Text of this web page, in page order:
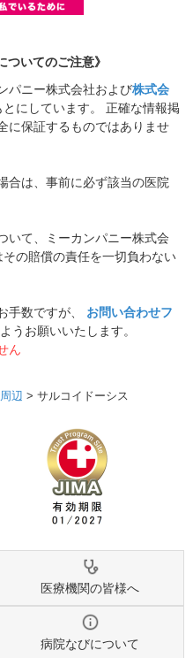
ついてのご注意》
パニー株式会社および株式会
にしています。 正確な情報掲
に保証するものではありませ
合は、事前に必ず該当の医院
いて、ミーカンパニー株式会
その賠償の責任を一切負わない
手数ですが、 お問い合わせフ
うお願いいたします。
ん
辺 > サルコイドーシス
医療機関の皆様へ
病院なびについて